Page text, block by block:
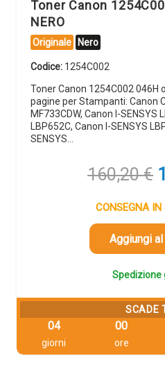
Toner Canon
NERO
Originale Nero
Codice: 1254C002
Toner Canon 1254C002 046H
pagine per Stampanti: Canon
MF733CDW, Canon I-SENSYS
LBP652C, Canon I-SENSYS
SENSYS…
160,20€ Il
CONSEGNA
Aggiungi
Spedizione
SCADE
04
giorni
00
ore